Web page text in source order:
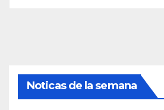
Noticas de la semana